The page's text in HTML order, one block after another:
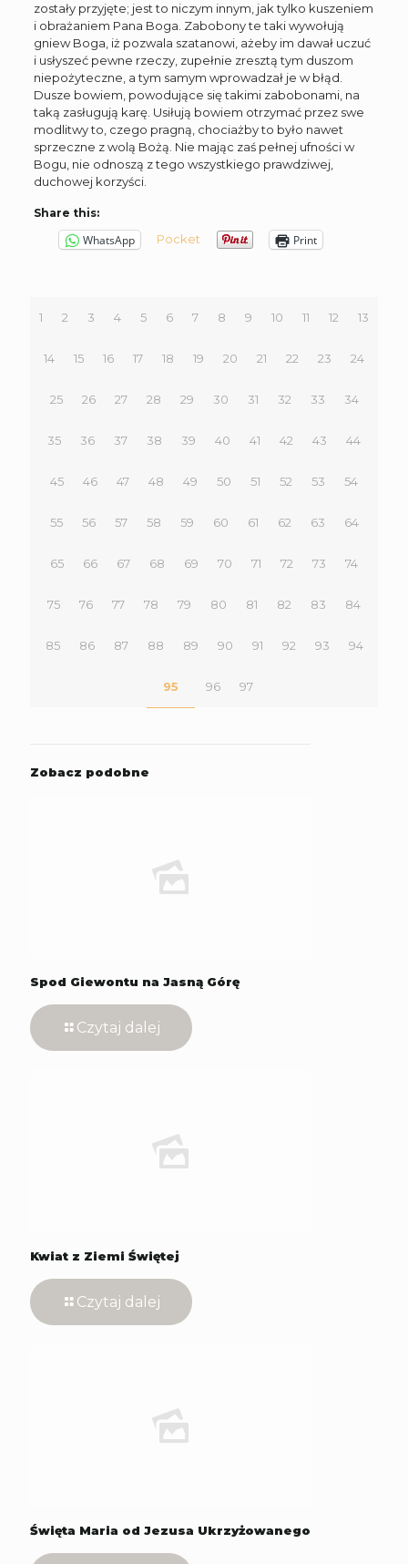
zostały przyjęte; jest to niczym innym, jak tylko kuszeniem
i obrażaniem Pana Boga. Zabobony te taki wywołują
gniew Boga, iż pozwala szatanowi, ażeby im dawał uczuć
i usłyszeć pewne rzeczy, zupełnie zresztą tym duszom
niepożyteczne, a tym samym wprowadzał je w błąd.
Dusze bowiem, powodujące się takimi zabobonami, na
taką zasługują karę. Usiłują bowiem otrzymać przez swe
modlitwy to, czego pragną, chociażby to było nawet
sprzeczne z wolą Bożą. Nie mając zaś pełnej ufności w
Bogu, nie odnoszą z tego wszystkiego prawdziwej,
duchowej korzyści.
Share this:
WhatsApp Pocket Print
1 2 3 4 5 6 7 8 9 10 11 12 13
14 15 16 17 18 19 20 21 22 23 24
25 26 27 28 29 30 31 32 33 34
35 36 37 38 39 40 41 42 43 44
45 46 47 48 49 50 51 52 53 54
55 56 57 58 59 60 61 62 63 64
65 66 67 68 69 70 71 72 73 74
75 76 77 78 79 80 81 82 83 84
85 86 87 88 89 90 91 92 93 94
95 96 97
Zobacz podobne
Spod Giewontu na Jasną Górę
Czytaj dalej
Kwiat z Ziemi Świętej
Czytaj dalej
Święta Maria od Jezusa Ukrzyżowanego